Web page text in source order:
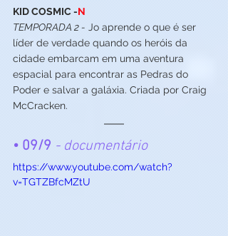
KID COSMIC -N
TEMPORADA 2 - Jo aprende o que é ser
líder de verdade quando os heróis da
cidade embarcam em uma aventura
espacial para encontrar as Pedras do
Poder e salvar a galáxia. Criada por Craig
McCracken.
• 09/9 - documentário
https://www.youtube.com/watch?
v=TGTZBfcMZtU